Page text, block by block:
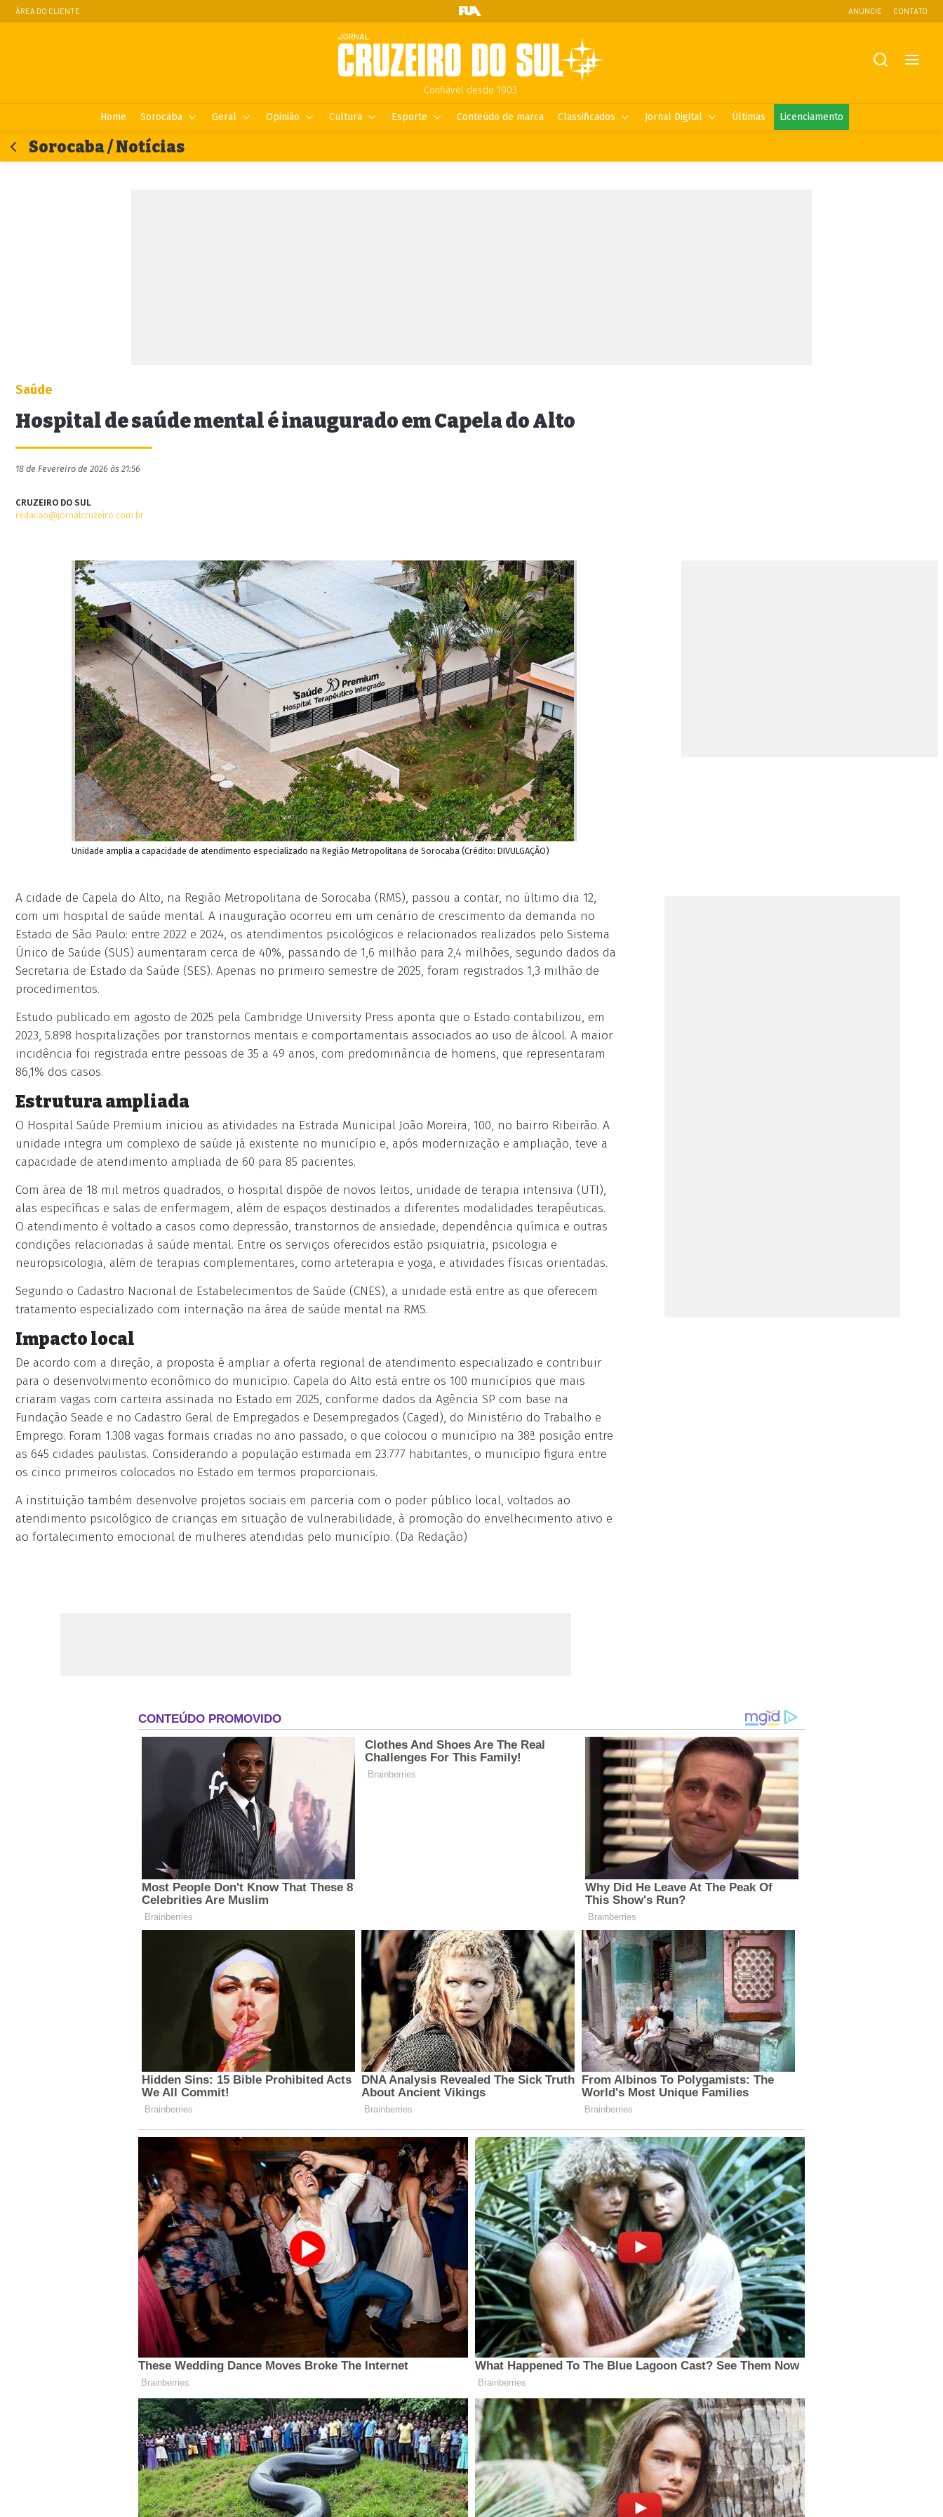
ÁREA DO CLIENTE ANUNCIE CONTATO
Confiável desde 1903.
Home Sorocaba Geral Opinião Cultura Esporte Conteúdo de marca Classificados Jornal Digital Últimas Licenciamento
Sorocaba / Notícias
Saúde
Hospital de saúde mental é inaugurado em Capela do Alto
18 de Fevereiro de 2026 às 21:56
CRUZEIRO DO SUL
redacao@jornalcruzeiro.com.br
Unidade amplia a capacidade de atendimento especializado na Região Metropolitana de Sorocaba (Crédito: DIVULGAÇÃO)
A cidade de Capela do Alto, na Região Metropolitana de Sorocaba (RMS), passou a contar, no último dia 12,
com um hospital de saúde mental. A inauguração ocorreu em um cenário de crescimento da demanda no
Estado de São Paulo: entre 2022 e 2024, os atendimentos psicológicos e relacionados realizados pelo Sistema
Único de Saúde (SUS) aumentaram cerca de 40%, passando de 1,6 milhão para 2,4 milhões, segundo dados da
Secretaria de Estado da Saúde (SES). Apenas no primeiro semestre de 2025, foram registrados 1,3 milhão de
procedimentos.
Estudo publicado em agosto de 2025 pela Cambridge University Press aponta que o Estado contabilizou, em
2023, 5.898 hospitalizações por transtornos mentais e comportamentais associados ao uso de álcool. A maior
incidência foi registrada entre pessoas de 35 a 49 anos, com predominância de homens, que representaram
86,1% dos casos.
Estrutura ampliada
O Hospital Saúde Premium iniciou as atividades na Estrada Municipal João Moreira, 100, no bairro Ribeirão. A
unidade integra um complexo de saúde já existente no município e, após modernização e ampliação, teve a
capacidade de atendimento ampliada de 60 para 85 pacientes.
Com área de 18 mil metros quadrados, o hospital dispõe de novos leitos, unidade de terapia intensiva (UTI),
alas específicas e salas de enfermagem, além de espaços destinados a diferentes modalidades terapêuticas.
O atendimento é voltado a casos como depressão, transtornos de ansiedade, dependência química e outras
condições relacionadas à saúde mental. Entre os serviços oferecidos estão psiquiatria, psicologia e
neuropsicologia, além de terapias complementares, como arteterapia e yoga, e atividades físicas orientadas.
Segundo o Cadastro Nacional de Estabelecimentos de Saúde (CNES), a unidade está entre as que oferecem
tratamento especializado com internação na área de saúde mental na RMS.
Impacto local
De acordo com a direção, a proposta é ampliar a oferta regional de atendimento especializado e contribuir
para o desenvolvimento econômico do município. Capela do Alto está entre os 100 municípios que mais
criaram vagas com carteira assinada no Estado em 2025, conforme dados da Agência SP com base na
Fundação Seade e no Cadastro Geral de Empregados e Desempregados (Caged), do Ministério do Trabalho e
Emprego. Foram 1.308 vagas formais criadas no ano passado, o que colocou o município na 38ª posição entre
as 645 cidades paulistas. Considerando a população estimada em 23.777 habitantes, o município figura entre
os cinco primeiros colocados no Estado em termos proporcionais.
A instituição também desenvolve projetos sociais em parceria com o poder público local, voltados ao
atendimento psicológico de crianças em situação de vulnerabilidade, à promoção do envelhecimento ativo e
ao fortalecimento emocional de mulheres atendidas pelo município. (Da Redação)